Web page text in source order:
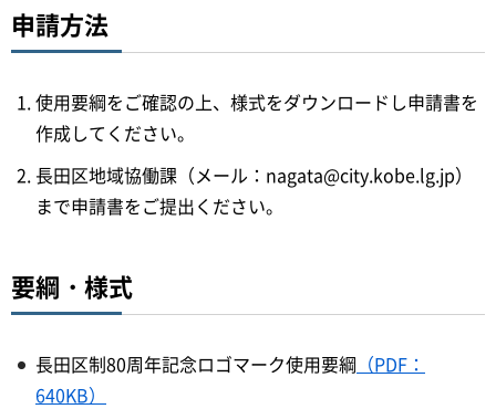
申請方法
使用要綱をご確認の上、様式をダウンロードし申請書を
作成してください。
長田区地域協働課（メール：nagata@city.kobe.lg.jp）
まで申請書をご提出ください。
要綱・様式
長田区制80周年記念ロゴマーク使用要綱 （PDF：
640KB）